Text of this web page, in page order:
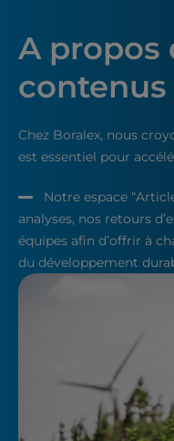
A propos
contenus
Chez Boralex, nous
est essentiel pour
Notre espace
analyses, nos retours
équipes afin d’offrir à
du développement